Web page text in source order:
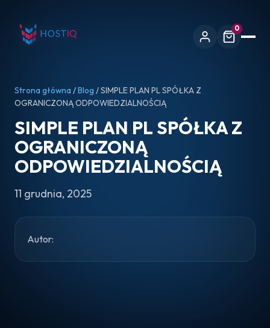
0
Strona główna /Blog / SIMPLE PLAN PL SPÓŁKA Z
OGRANICZONĄ ODPOWIEDZIALNOŚCIĄ
SIMPLE PLAN PL SPÓŁKA Z
OGRANICZONĄ
ODPOWIEDZIALNOŚCIĄ
11 grudnia, 2025
Autor: